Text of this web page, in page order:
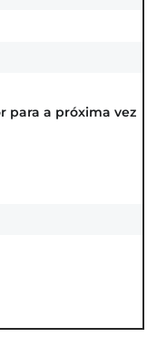
para a próxima vez